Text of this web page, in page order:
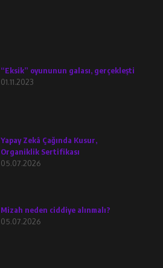
“Eksik” oyununun galası, gerçekleşti
01.11.2023
Yapay Zekâ Çağında Kusur,
Organiklik Sertifikası
05.07.2026
Mizah neden ciddiye alınmalı?
05.07.2026